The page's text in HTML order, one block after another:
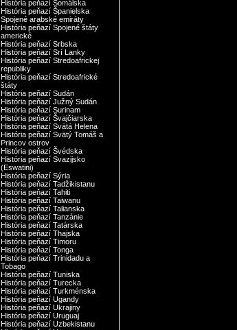
História peňazí Somálska
História peňazí Španielska
Spojené arabské emiráty
História peňazí Spojené štáty
americké
História peňazí Srbska
História peňazí Srí Lanky
História peňazí Stredoafrickej
republiky
História peňazí Stredoafrické
štáty
História peňazí Sudán
História peňazí Južný Sudán
História peňazí Surinam
História peňazí Švajčiarska
História peňazí Svätá Helena
História peňazí Svätý Tomáš a
Princov ostrov
História peňazí Švédska
História peňazí Svazijsko
(Eswatini)
História peňazí Sýria
História peňazí Tadžikistanu
História peňazí Tahiti
História peňazí Taiwanu
História peňazí Talianska
História peňazí Tanzánie
História peňazí Tatárska
História peňazí Thajska
História peňazí Timoru
História peňazí Tonga
História peňazí Trinidadu a
Tobago
História peňazí Tuniska
História peňazí Turecka
História peňazí Turkménska
História peňazí Ugandy
História peňazí Ukrajiny
História peňazí Uruguaj
História peňazí Uzbekistanu